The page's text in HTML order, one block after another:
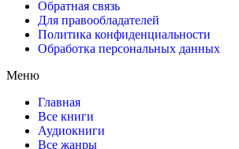
Обратная связь
Для правообладателей
Политика конфиденциальности
Обработка персональных данных
Меню
Главная
Все книги
Аудиокниги
Все жанры